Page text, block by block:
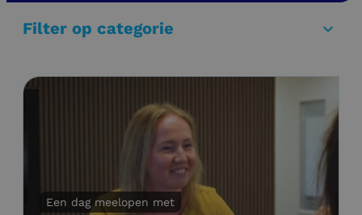
Filter op categorie
Een dag meelopen met